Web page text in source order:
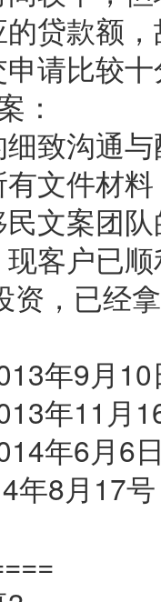
贷款额
请比较
：
沟通与
文件材
文案团
客户已
资，已经
年9月10
年11月
年6月6
年8月17号